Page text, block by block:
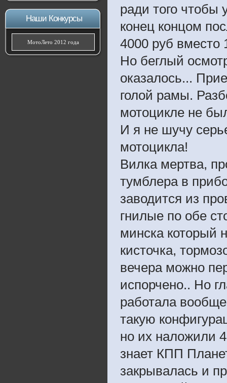
Наши Конкурсы
МотоЛето 2012 года
ради того чтобы
конец концом
4000 руб вместо
Но беглый
оказалось...
голой рамы.
мотоцикле не
И я не шучу
мотоцикла!
Вилка мертва,
тумблера в
заводится из
гнилые по обе
минска который
кисточка,
вечера можно
испорчено.. Но
работала
такую
но их наложили
знает КПП
закрывалась и